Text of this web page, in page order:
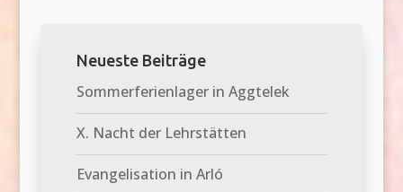
Neueste Beiträge
Sommerferienlager in Aggtelek
X. Nacht der Lehrstätten
Evangelisation in Arló